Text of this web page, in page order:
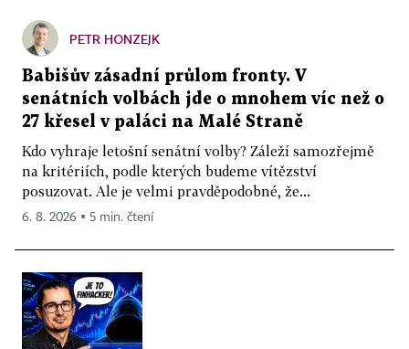
PETR HONZEJK
Babišův zásadní průlom fronty. V
senátních volbách jde o mnohem víc než o
27 křesel v paláci na Malé Straně
Kdo vyhraje letošní senátní volby? Záleží samozřejmě
na kritériích, podle kterých budeme vítězství
posuzovat. Ale je velmi pravděpodobné, že...
6. 8. 2026 ▪ 5 min. čtení